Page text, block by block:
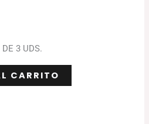
3 UDS.
CARRITO